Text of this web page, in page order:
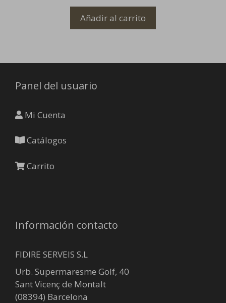
Añadir al carrito
Panel del usuario
Mi Cuenta
Catálogos
Carrito
Información contacto
FIDIRE SERVEIS S.L
Urb. Supermaresme Golf, 40
Sant Vicenç de Montalt
(08394) Barcelona